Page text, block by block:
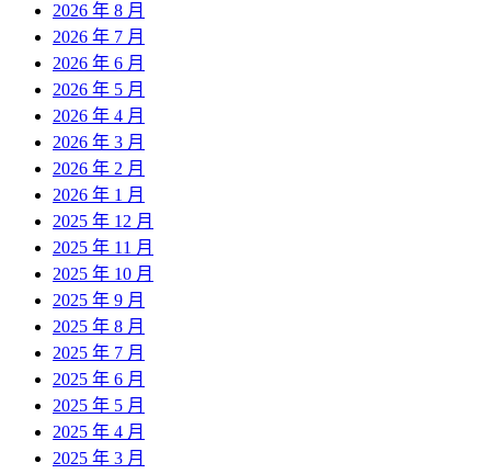
2026 年 8 月
2026 年 7 月
2026 年 6 月
2026 年 5 月
2026 年 4 月
2026 年 3 月
2026 年 2 月
2026 年 1 月
2025 年 12 月
2025 年 11 月
2025 年 10 月
2025 年 9 月
2025 年 8 月
2025 年 7 月
2025 年 6 月
2025 年 5 月
2025 年 4 月
2025 年 3 月